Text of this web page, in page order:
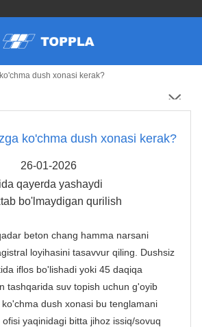
dush xonasi kerak?
ko'chma dush xonasi kerak?
26-01-2026
qayerda yashaydi
bo'lmaydigan qurilish
beton chang hamma narsani
loyihasini tasavvur qiling. Dushsiz
iflos bo'lishadi yoki 45 daqiqa
tashqarida suv topish uchun g'oyib
dush xonasi bu tenglamani
yaqinidagi bitta jihoz issiq/sovuq